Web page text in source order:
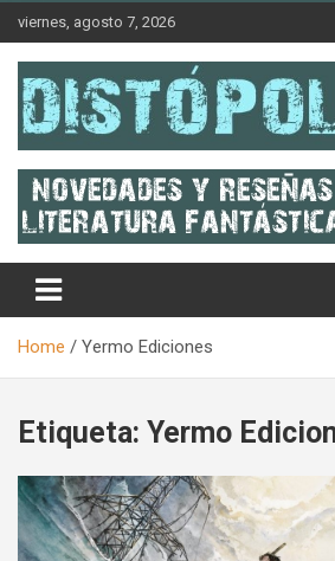
content
viernes, agosto 7, 2026
Distópolis
Home Yermo Ediciones
Etiqueta: Yermo